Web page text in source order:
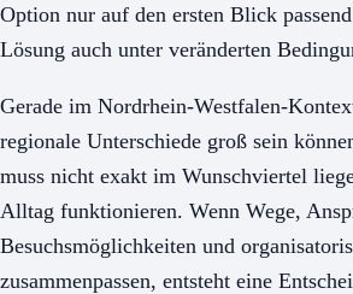
Option nur auf den ersten Blick
Lösung auch unter veränderten
Gerade im Nordrhein-Westfalen-
regionale Unterschiede groß sein
muss nicht exakt im Wunschviertel
Alltag funktionieren. Wenn Wege,
Besuchsmöglichkeiten und
zusammenpassen, entsteht eine